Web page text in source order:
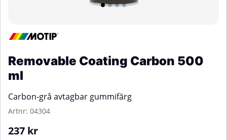
Removable Coating Carbon 500
ml
Carbon-grå avtagbar gummifärg
Artnr: 04304
237 kr